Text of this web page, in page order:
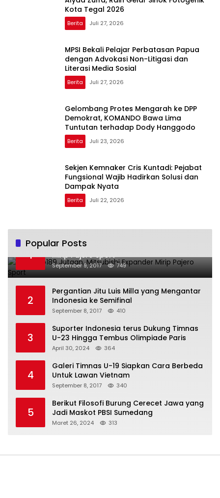
Kota Tegal 2026
Berita Juli 27, 2026
MPSI Bekali Pelajar Perbatasan Papua
dengan Advokasi Non-Litigasi dan
Literasi Media Sosial
Berita Juli 27, 2026
Gelombang Protes Mengarah ke DPP
Demokrat, KOMANDO Bawa Lima
Tuntutan terhadap Dody Hanggodo
Berita Juli 23, 2026
Sekjen Kemnaker Cris Kuntadi: Pejabat
Fungsional Wajib Hadirkan Solusi dan
Dampak Nyata
Berita Juli 22, 2026
Popular Posts
1
Harga Rp189 Jutaan, Mitsubishi Expander
Mirip Pajero Sport
September 9, 2017 749
2
Pergantian Jitu Luis Milla yang Mengantar
Indonesia ke Semifinal
September 8, 2017 410
3
Suporter Indonesia terus Dukung Timnas
U-23 Hingga Tembus Olimpiade Paris
April 30, 2024 364
4
Galeri Timnas U-19 Siapkan Cara Berbeda
Untuk Lawan Vietnam
September 8, 2017 340
5
Berikut Filosofi Burung Cerecet Jawa yang
Jadi Maskot PBSI Sumedang
Maret 26, 2024 313